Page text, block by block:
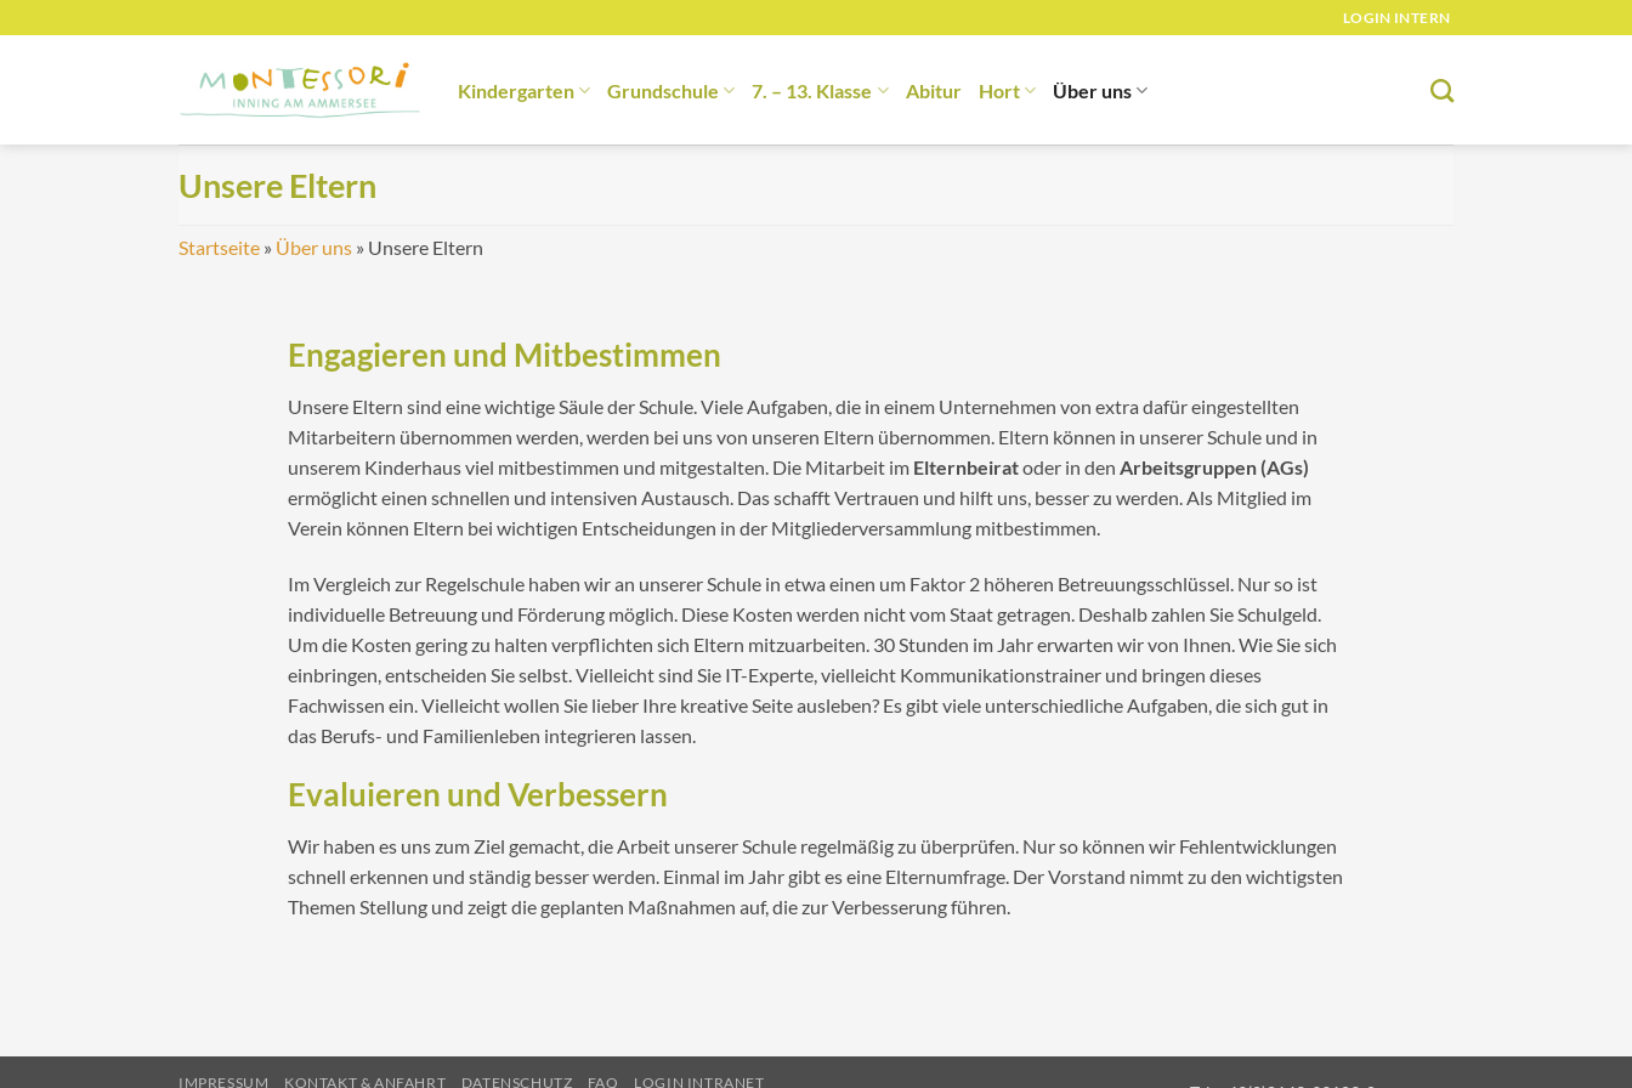
LOGIN INTERN
Kindergarten Grundschule 7. – 13. Klasse Abitur Hort Über uns
Unsere Eltern
Startseite » Über uns » Unsere Eltern
Engagieren und Mitbestimmen
Unsere Eltern sind eine wichtige Säule der Schule. Viele Aufgaben, die in einem Unternehmen von extra dafür eingestellten
Mitarbeitern übernommen werden, werden bei uns von unseren Eltern übernommen. Eltern können in unserer Schule und in
unserem Kinderhaus viel mitbestimmen und mitgestalten. Die Mitarbeit im Elternbeiratoder in den Arbeitsgruppen (AGs)
ermöglicht einen schnellen und intensiven Austausch. Das schafft Vertrauen und hilft uns, besser zu werden. Als Mitglied im
Verein können Eltern bei wichtigen Entscheidungen in der Mitgliederversammlung mitbestimmen.
Im Vergleich zur Regelschule haben wir an unserer Schule in etwa einen um Faktor 2 höheren Betreuungsschlüssel. Nur so ist
individuelle Betreuung und Förderung möglich. Diese Kosten werden nicht vom Staat getragen. Deshalb zahlen Sie Schulgeld.
Um die Kosten gering zu halten verpflichten sich Eltern mitzuarbeiten. 30 Stunden im Jahr erwarten wir von Ihnen. Wie Sie sich
einbringen, entscheiden Sie selbst. Vielleicht sind Sie IT-Experte, vielleicht Kommunikationstrainer und bringen dieses
Fachwissen ein. Vielleicht wollen Sie lieber Ihre kreative Seite ausleben? Es gibt viele unterschiedliche Aufgaben, die sich gut in
das Berufs- und Familienleben integrieren lassen.
Evaluieren und Verbessern
Wir haben es uns zum Ziel gemacht, die Arbeit unserer Schule regelmäßig zu überprüfen. Nur so können wir Fehlentwicklungen
schnell erkennen und ständig besser werden. Einmal im Jahr gibt es eine Elternumfrage. Der Vorstand nimmt zu den wichtigsten
Themen Stellung und zeigt die geplanten Maßnahmen auf, die zur Verbesserung führen.
IMPRESSUM KONTAKT & ANFAHRT DATENSCHUTZ FAQ LOGIN INTRANET